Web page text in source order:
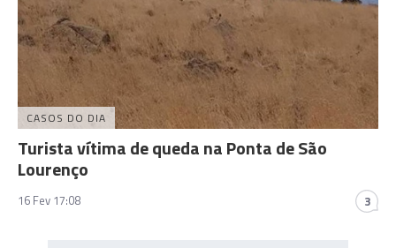
CASOS DO DIA
Turista vítima de queda na Ponta de São
Lourenço
16 Fev 17:08 3